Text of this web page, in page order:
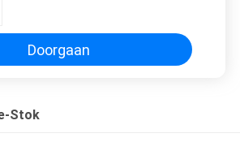
Doorgaan
Stok